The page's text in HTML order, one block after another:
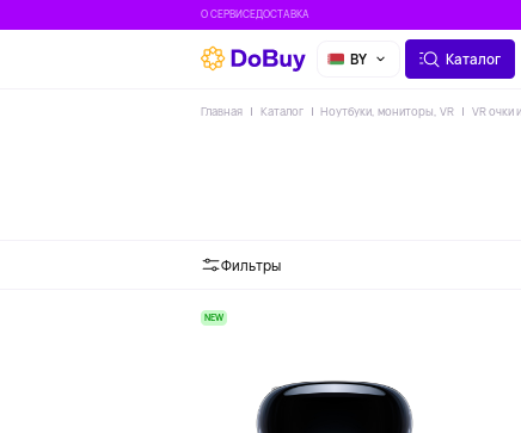
О СЕРВИСЕДОСТАВКА
BY Каталог
Главная Каталог Ноутбуки, мониторы, VR VR очки
Фильтры
NEW